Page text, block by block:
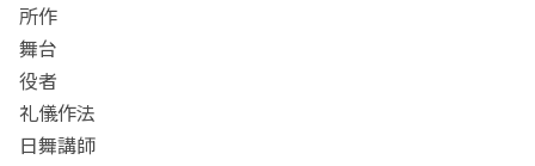
所作
舞台
役者
礼儀作法
日舞講師